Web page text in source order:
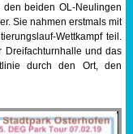
beiden OL-Neulingen
Sie nahmen erstmals mit
Wettkampf teil.
Dreifachturnhalle und das
durch den Ort, den